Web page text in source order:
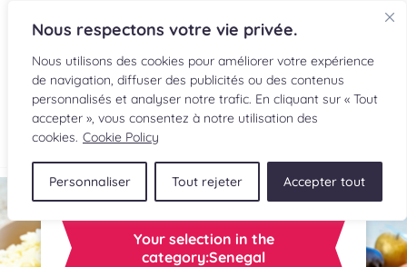
Nous respectons votre vie privée.
Nous utilisons des cookies pour améliorer votre expérience
de navigation, diffuser des publicités ou des contenus
personnalisés et analyser notre trafic. En cliquant sur « Tout
accepter », vous consentez à notre utilisation des
cookies. Cookie Policy
Personnaliser Tout rejeter Accepter tout
RECIPES
INGREDIENTS
Your selection in the
category:Senegal